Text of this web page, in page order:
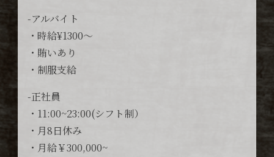
-アルバイト
・時給¥1300〜
・賄いあり
・制服支給
-正社員
・11:00~23:00(シフト制）
・月8日休み
・月給￥300,000~